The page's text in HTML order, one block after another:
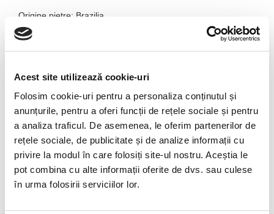
Acest site utilizează cookie-uri
Folosim cookie-uri pentru a personaliza conținutul și
anunțurile, pentru a oferi funcții de rețele sociale și pentru
a analiza traficul. De asemenea, le oferim partenerilor de
rețele sociale, de publicitate și de analize informații cu
privire la modul în care folosiți site-ul nostru. Aceștia le
pot combina cu alte informații oferite de dvs. sau culese
în urma folosirii serviciilor lor.
Origine pietre: Brazilia
Frunzele: 160 pietricele de citrin, piara naturala, incalzita
Baza: ametist cu dimensiuni variabile ( intre 13-17 cm );
ametist piatra naturala 100%
Pozele sunt realizate cu aparat profesionist sub lumina alba.
Culoarea poate diferi usor, in functie de rezolutia